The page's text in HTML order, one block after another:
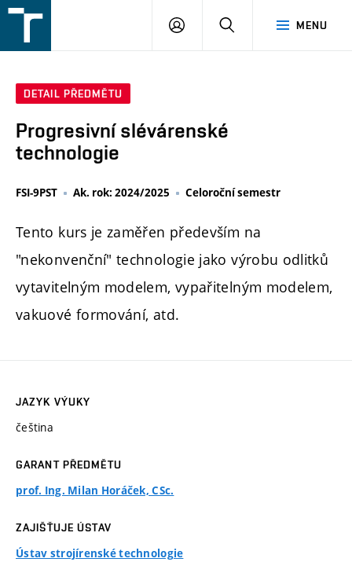
v
MENU
PŘIHLÁŠENÍ
DETAIL PŘEDMĚTU
Progresivní slévárenské
technologie
FSI-9PST Ak. rok: 2024/2025 Celoroční semestr
Tento kurs je zaměřen především na
"nekonvenční" technologie jako výrobu odlitků
vytavitelným modelem, vypařitelným modelem,
vakuové formování, atd.
JAZYK VÝUKY
čeština
GARANT PŘEDMĚTU
prof. Ing. Milan Horáček, CSc.
ZAJIŠŤUJE ÚSTAV
Ústav strojírenské technologie